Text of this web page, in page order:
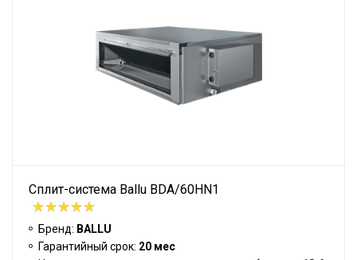
Сплит-система Ballu BDA/60HN1
Бренд: BALLU
Гарантийный срок: 20 мес